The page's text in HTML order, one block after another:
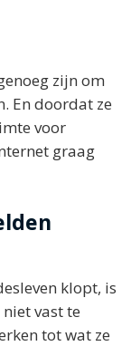
zijn om
En doordat ze
voor
graag
klopt, is
vast te
tot wat ze